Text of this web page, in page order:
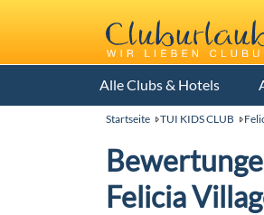
Alle Clubs & Hotels
Startseite TUI KIDS CLUB
Felicia